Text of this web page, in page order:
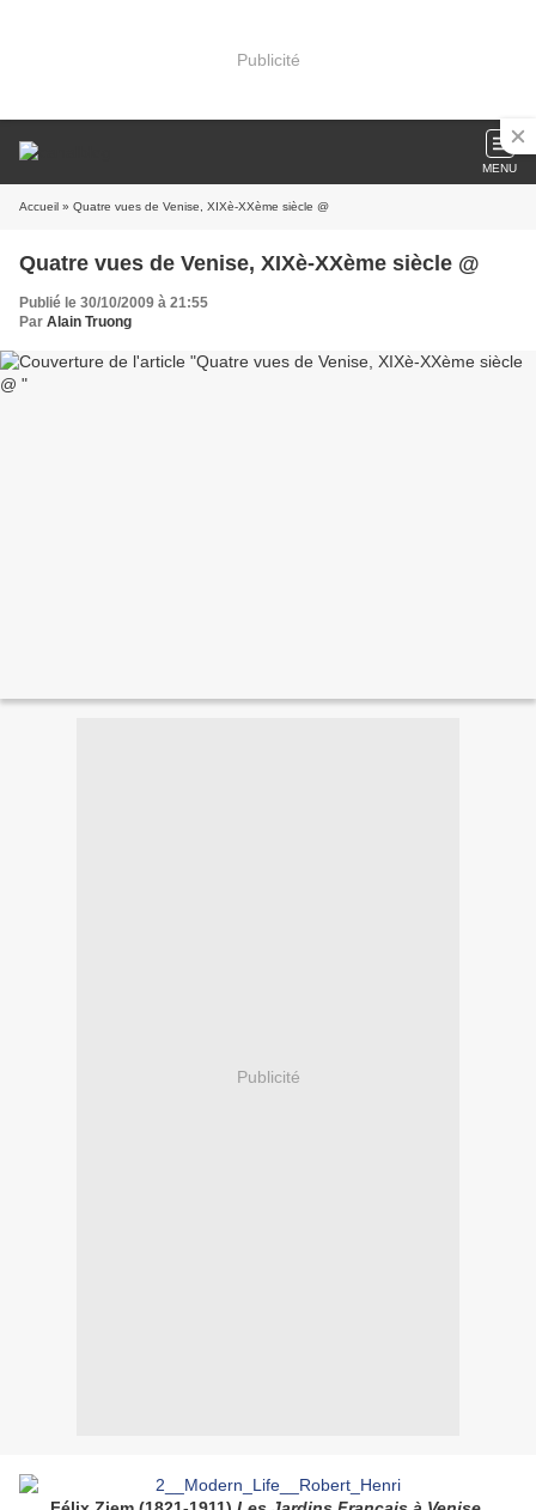
Publicité
MENU
Accueil » Quatre vues de Venise, XIXè-XXème siècle @
Quatre vues de Venise, XIXè-XXème siècle @
Publié le 30/10/2009 à 21:55
Par Alain Truong
Publicité